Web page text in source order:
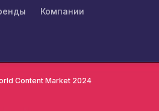
Компании
Content Market 2024